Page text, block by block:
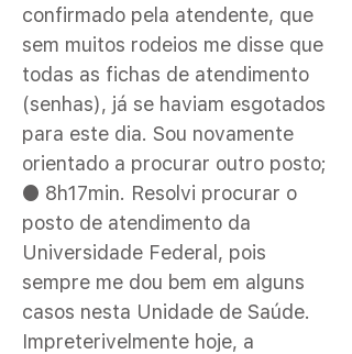
confirmado pela atendente, que
sem muitos rodeios me disse que
todas as fichas de atendimento
(senhas), já se haviam esgotados
para este dia. Sou novamente
orientado a procurar outro posto;
● 8h17min. Resolvi procurar o
posto de atendimento da
Universidade Federal, pois
sempre me dou bem em alguns
casos nesta Unidade de Saúde.
Impreterivelmente hoje, a